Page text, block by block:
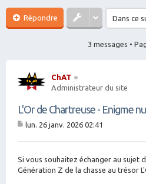
Répondre
3 messages •
ChAT
Administrateur du site
L'Or de Chartreuse - Enigme
g
e
lun. 26 janv. 2026 02:41
Si vous souhaitez échanger au sujet
Génération Z de la chasse au trésor